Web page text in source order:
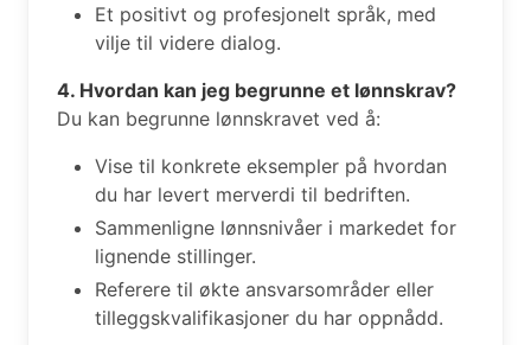
Et positivt og profesjonelt språk, med
vilje til videre dialog.
4. Hvordan kan jeg begrunne et lønnskrav?
Du kan begrunne lønnskravet ved å:
Vise til konkrete eksempler på hvordan
du har levert merverdi til bedriften.
Sammenligne lønnsnivåer i markedet for
lignende stillinger.
Referere til økte ansvarsområder eller
tilleggskvalifikasjoner du har oppnådd.